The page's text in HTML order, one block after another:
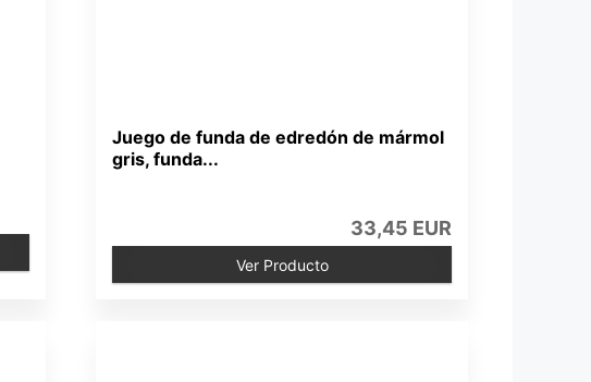
Juego de funda de edredón de mármol
gris, funda...
33,45 EUR
Ver Producto